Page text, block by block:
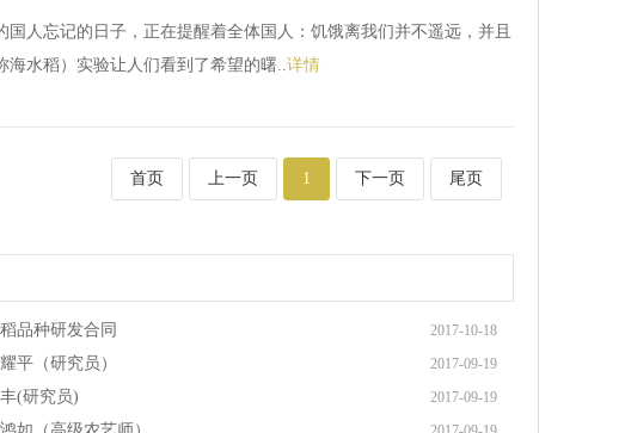
人忘记的日子，正在提醒着全体国人：饥饿离我们并不遥远，并且
水稻）实验让人们看到了希望的曙..详情
首页 上一页 1 下一页 尾页
2017-10-18
品种研发合同
2017-09-19
平（研究员）
2017-09-19
(研究员)